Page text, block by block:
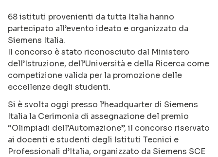
68 istituti provenienti da tutta Italia hanno
partecipato all’evento ideato e organizzato da
Siemens Italia.
Il concorso è stato riconosciuto dal Ministero
dell’Istruzione, dell’Università e della Ricerca come
competizione valida per la promozione delle
eccellenze degli studenti.
Si è svolta oggi presso l’headquarter di Siemens
Italia la Cerimonia di assegnazione del premio
“Olimpiadi dell’Automazione”, il concorso riservato
ai docenti e studenti degli Istituti Tecnici e
Professionali d’Italia, organizzato da Siemens SCE